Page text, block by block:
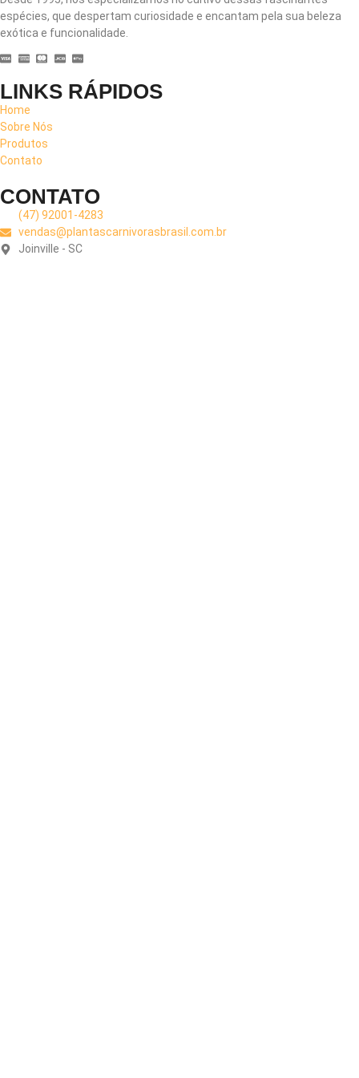
espécies, que despertam curiosidade e encantam pela sua beleza
exótica e funcionalidade.
LINKS RÁPIDOS
Home
Sobre Nós
Produtos
Contato
CONTATO
(47) 92001-4283
vendas@plantascarnivorasbrasil.com.br
Joinville - SC